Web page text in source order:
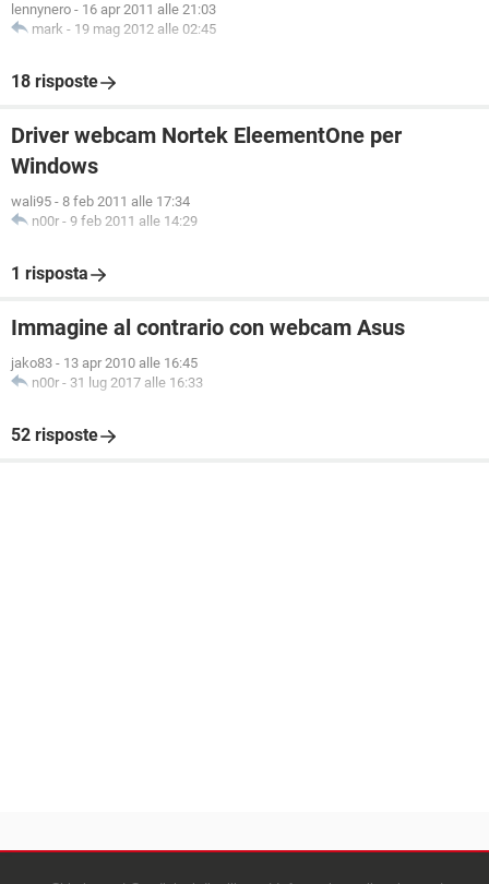
lennynero - 16 apr 2011 alle 21:03
mark - 19 mag 2012 alle 02:45
18 risposte
Driver webcam Nortek EleementOne per
Windows
wali95 - 8 feb 2011 alle 17:34
n00r - 9 feb 2011 alle 14:29
1 risposta
Immagine al contrario con webcam Asus
jako83 - 13 apr 2010 alle 16:45
n00r - 31 lug 2017 alle 16:33
52 risposte